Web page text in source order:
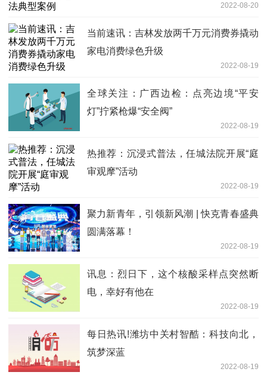
2022-08-20
当前速讯：吉林发放两千万元消费券撬动
家电消费绿色升级
2022-08-19
全球关注：广西边检：点亮边境“平安
灯”拧紧枪爆“安全阀”
2022-08-19
热推荐：沉浸式普法，任城法院开展“庭
审观摩”活动
2022-08-19
聚力新青年，引领新风潮 | 快克青春盛典
圆满落幕！
2022-08-19
讯息：烈日下，这个核酸采样点突然断
电，幸好有他在
2022-08-19
每日热讯!潍坊中关村智酷：科技向北，
筑梦深蓝
2022-08-19